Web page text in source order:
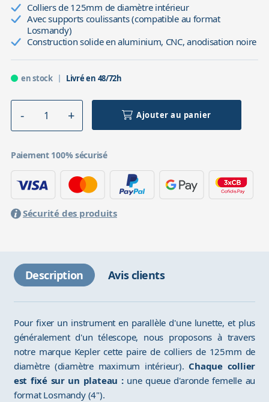
Colliers de 125mm de diamètre intérieur
Avec supports coulissants (compatible au format
Losmandy)
Construction solide en aluminium, CNC, anodisation noire
en stock Livré en 48/72h
Ajouter au panier
Paiement 100% sécurisé
Sécurité des produits
Description Avis clients
Pour fixer un instrument en parallèle d'une lunette, et plus
généralement d'un télescope, nous proposons à travers
notre marque Kepler cette paire de colliers de 125mm de
diamètre (diamètre maximum intérieur). Chaque collier
est fixé sur un plateau :une queue d'aronde femelle au
format Losmandy (4").